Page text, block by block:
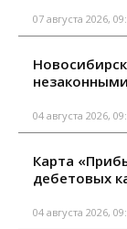
07 августа 2026,
04 августа 2026,
Карта
дебетовых
04 августа 2026,